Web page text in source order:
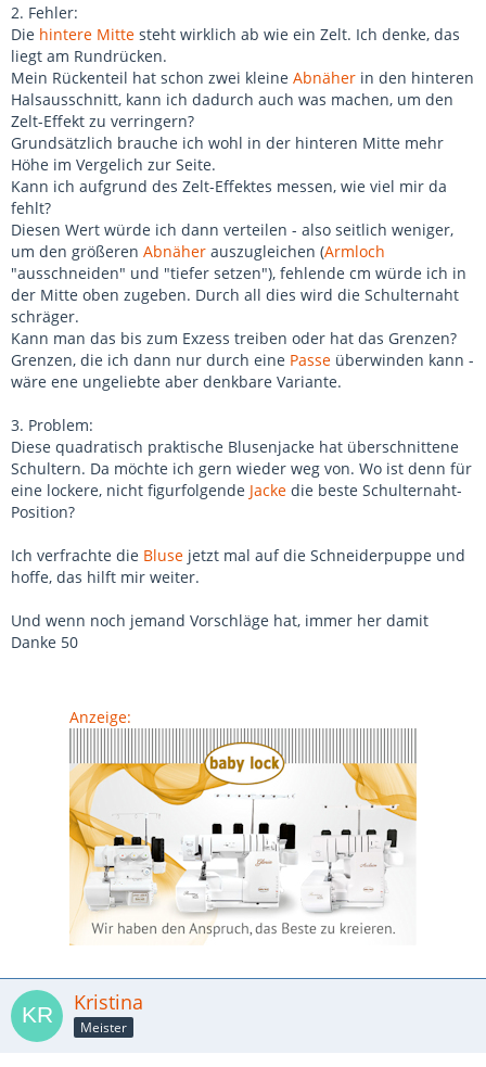
2. Fehler:
Die hintere Mitte steht wirklich ab wie ein Zelt. Ich denke, das
liegt am Rundrücken.
Mein Rückenteil hat schon zwei kleine Abnäher in den hinteren
Halsausschnitt, kann ich dadurch auch was machen, um den
Zelt-Effekt zu verringern?
Grundsätzlich brauche ich wohl in der hinteren Mitte mehr
Höhe im Vergelich zur Seite.
Kann ich aufgrund des Zelt-Effektes messen, wie viel mir da
fehlt?
Diesen Wert würde ich dann verteilen - also seitlich weniger,
um den größeren Abnäher auszugleichen (Armloch
"ausschneiden" und "tiefer setzen"), fehlende cm würde ich in
der Mitte oben zugeben. Durch all dies wird die Schulternaht
schräger.
Kann man das bis zum Exzess treiben oder hat das Grenzen?
Grenzen, die ich dann nur durch eine Passe überwinden kann -
wäre ene ungeliebte aber denkbare Variante.
3. Problem:
Diese quadratisch praktische Blusenjacke hat überschnittene
Schultern. Da möchte ich gern wieder weg von. Wo ist denn für
eine lockere, nicht figurfolgende Jacke die beste Schulternaht-
Position?
Ich verfrachte die Bluse jetzt mal auf die Schneiderpuppe und
hoffe, das hilft mir weiter.
Und wenn noch jemand Vorschläge hat, immer her damit
Danke 50
Anzeige:
Kristina
Meister